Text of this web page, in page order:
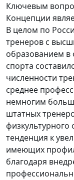
Ключевым
Концепции
В целом по
тренеров с
образованием в
спорта
численности
среднее
немногим
штатных
тенденция к
имеющих
благодаря